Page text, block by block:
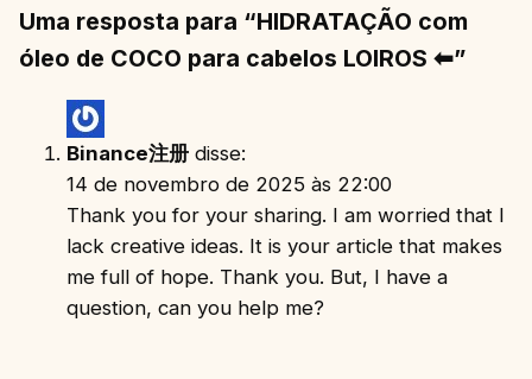
Uma resposta para “HIDRATAÇÃO com
óleo de COCO para cabelos LOIROS ⬅”
Binance注册 disse:
14 de novembro de 2025 às 22:00
Thank you for your sharing. I am worried that I
lack creative ideas. It is your article that makes
me full of hope. Thank you. But, I have a
question, can you help me?